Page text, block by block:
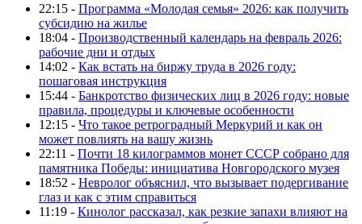
22:15 - Программа «Молодая семья» 2026: как получить
субсидию на жилье
18:04 - Производственный календарь на февраль 2026:
рабочие дни и отдых
14:02 - Как встать на биржу труда в 2026 году:
пошаговая инструкция
15:44 - Банкротство физических лиц в 2026 году: новые
правила, процедуры и ключевые особенности
12:15 - Что такое ретроградный Меркурий и как он
может повлиять на вашу жизнь
22:11 - Почти 18 килограммов монет СССР собрано для
памятника Победы: инициатива Новгородского музея
18:52 - Невролог объяснил, что вызывает подергивание
глаз и как с этим справиться
11:19 - Кинолог рассказал, как резкие запахи влияют на